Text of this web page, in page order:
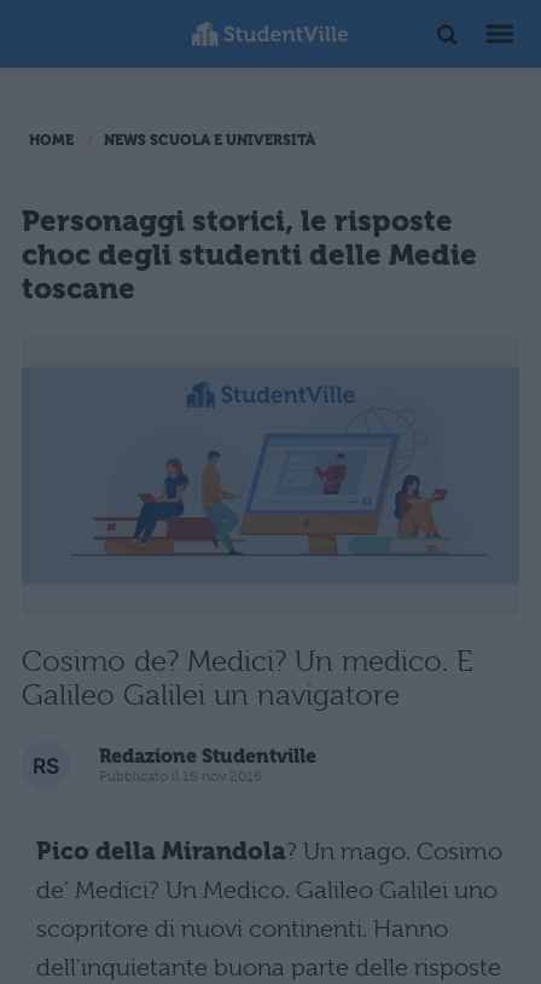
HOME NEWS SCUOLA E UNIVERSITÀ
Personaggi storici, le risposte
choc degli studenti delle Medie
toscane
Cosimo de? Medici? Un medico. E
Galileo Galilei un navigatore
Redazione Studentville
Pubblicato il 15 nov 2016
Pico della Mirandola? Un mago. Cosimo
de' Medici? Un Medico. Galileo Galilei uno
scopritore di nuovi continenti. Hanno
dell'inquietante buona parte delle risposte